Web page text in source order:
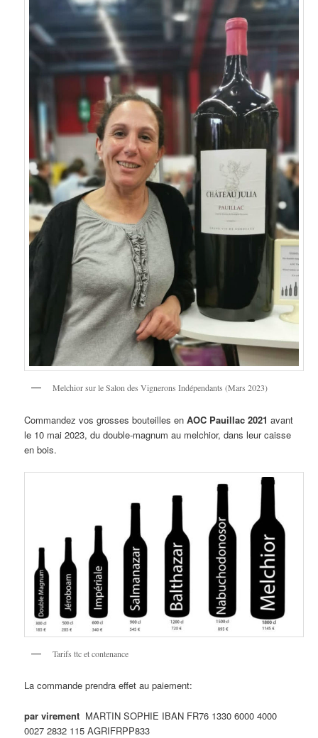
Melchior sur le Salon des Vignerons Indépendants (Mars 2023)
Commandez vos grosses bouteilles enAOC Pauillac 2021 avant
le 10 mai 2023, du double-magnum au melchior, dans leur caisse
en bois.
Tarifs ttc et contenance
La commande prendra effet au paiement:
par virement MARTIN SOPHIE IBAN FR76 1330 6000 4000
0027 2832 115 AGRIFRPP833